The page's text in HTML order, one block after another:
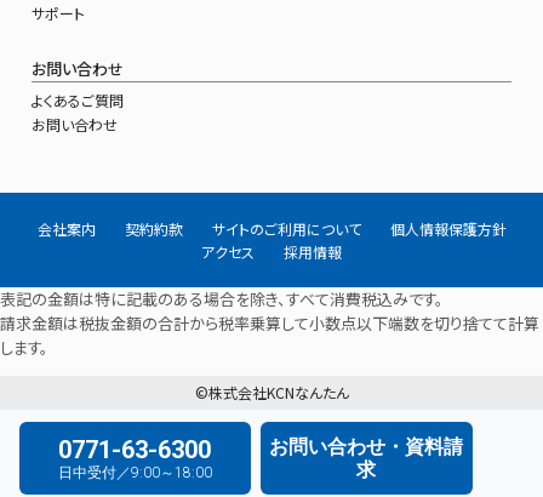
サポート
お問い合わせ
よくあるご質問
お問い合わせ
会社案内 契約約款 サイトのご利用について
個人情報保護方針
アクセス
採用情報
記の金額は特に記載のある場合を除き、すべて消費税込みです。
請求金額は税抜金額の合計から税率乗算して小数点以下端数を切り捨てて計算
します。
©株式会社KCNなんたん
0771-63-6300
日中受付／9:00～18:00
お問い合わせ・資料請
求